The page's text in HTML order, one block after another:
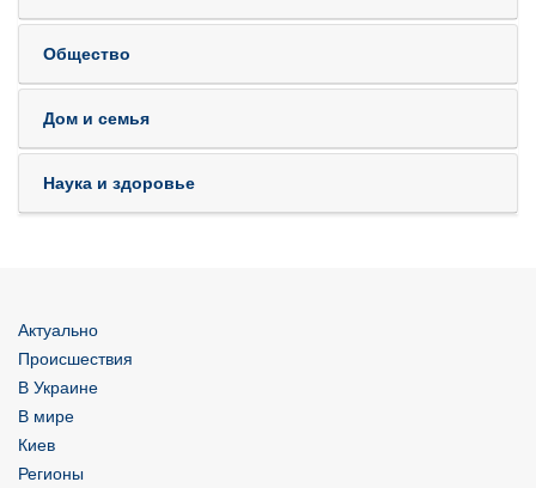
Общество
Дом и семья
Наука и здоровье
Актуально
Происшествия
В Украине
В мире
Киев
Регионы